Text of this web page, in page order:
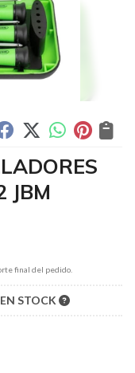
JBM
final del pedido.
EN STOCK